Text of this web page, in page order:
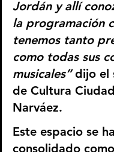
Jordán y allí
la programación
tenemos tanto
como todas sus
musicales” dijo el
de Cultura
Narváez.
Este espacio se ha
consolidado